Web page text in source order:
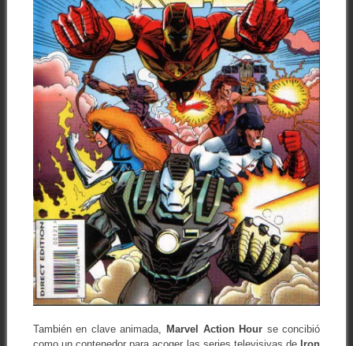
También en clave animada, Marvel Action Hour se concibió